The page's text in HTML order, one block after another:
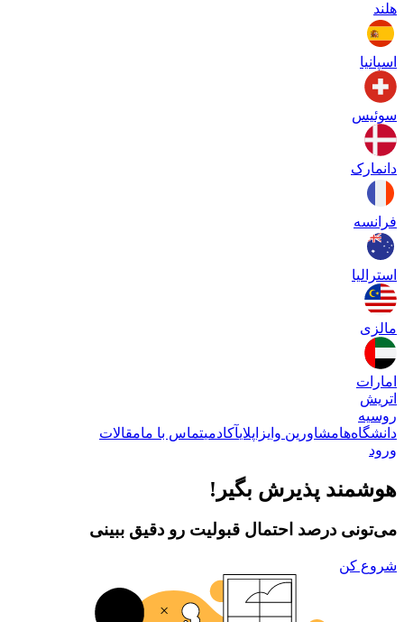
هلند
اسپانیا
سوئیس
دانمارک
فرانسه
استرالیا
مالزی
امارات
اتریش
روسیه
دانشگاه‌هامشاورین وایزاپلایآکادمیتماس با مامقالات
ورود
هوشمند پذیرش بگیر!
می‌تونی درصد احتمال قبولیت رو دقیق ببینی
شروع کن